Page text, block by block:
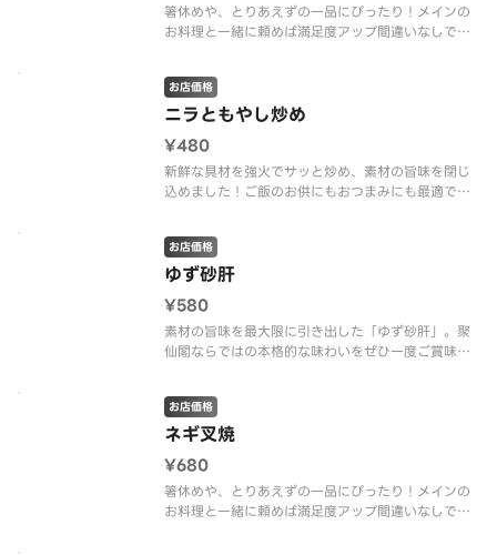
箸休めや、とりあえずの一品にぴったり！メインの
お料理と一緒に頼めば満足度アップ間違いなしで
ニラともやし炒め
お店価格
¥480
新鮮な具材を強火でサッと炒め、素材の旨味を閉じ
込めました！ご飯のお供にもおつまみにも最適で
ゆず砂肝
お店価格
¥580
素材の旨味を最大限に引き出した「ゆず砂肝」。聚
仙閣ならではの本格的な味わいをぜひ一度ご賞味く
ネギ叉焼
お店価格
¥680
箸休めや、とりあえずの一品にぴったり！メインの
お料理と一緒に頼めば満足度アップ間違いなしで